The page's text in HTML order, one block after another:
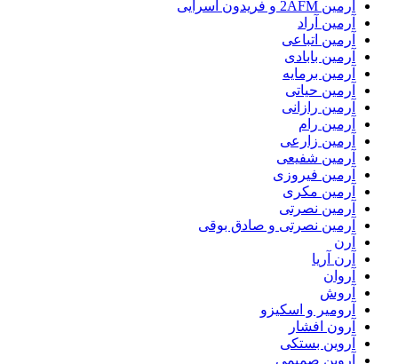
آرمین 2AFM و فریدون آسرایی
آرمین آراد
آرمین اتباعی
آرمین بابادی
آرمین برمایه
آرمین حیاتی
آرمین رازانی
آرمین رام
آرمین زارعی
آرمین شفیعی
آرمین فیروزی
آرمین مکری
آرمین نصرتی
آرمین نصرتی و صادق بوقی
آرن
آرن آریا
آروان
آروش
آرومیر و اسکیزو
آرون افشار
آروین بستکی
آروین صمیمی